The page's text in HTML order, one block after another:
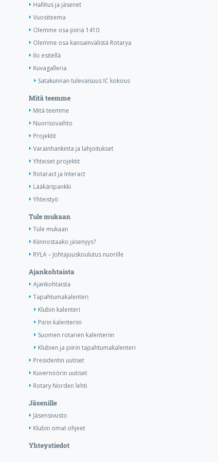
Hallitus ja jäsenet
Vuositeema
Olemme osa piiriä 1410
Olemme osa kansainvälistä Rotarya
Ilo esitellä
Kuvagalleria
Satakunnan tulevaisuus IC kokous
Mitä teemme
Mitä teemme
Nuorisovaihto
Projektit
Varainhankinta ja lahjoitukset
Yhteiset projektit
Rotaract ja Interact
Lääkäripankki
Yhteistyö
Tule mukaan
Tule mukaan
Kiinnostaako jäsenyys?
RYLA – Johtajuuskoulutus nuorille
Ajankohtaista
Ajankohtaista
Tapahtumakalenteri
Klubin kalenteri
Piirin kalenteriin
Suomen rotarien kalenteriin
Klubien ja piirin tapahtumakalenteri
Presidentin uutiset
Kuvernöörin uutiset
Rotary Norden lehti
Jäsenille
Jäsensivusto
Klubin omat ohjeet
Yhteystiedot